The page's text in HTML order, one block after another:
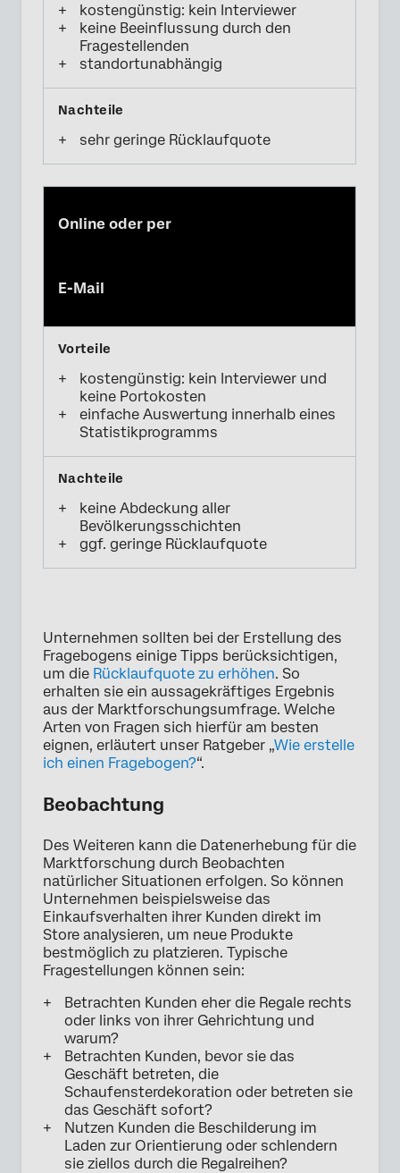
kostengünstig: kein Interviewer
keine Beeinflussung durch den
Fragestellenden
standortunabhängig
sehr geringe Rücklaufquote
Online oder per
E-Mail
kostengünstig: kein Interviewer und
keine Portokosten
einfache Auswertung innerhalb eines
Statistikprogramms
keine Abdeckung aller
Bevölkerungsschichten
ggf. geringe Rücklaufquote
Unternehmen sollten bei der Erstellung des
Fragebogens einige Tipps berücksichtigen,
um die Rücklaufquote zu erhöhen. So
erhalten sie ein aussagekräftiges Ergebnis
aus der Marktforschungsumfrage. Welche
Arten von Fragen sich hierfür am besten
eignen, erläutert unser Ratgeber „Wie erstelle
ich einen Fragebogen?“.
Beobachtung
Des Weiteren kann die Datenerhebung für die
Marktforschung durch Beobachten
natürlicher Situationen erfolgen. So können
Unternehmen beispielsweise das
Einkaufsverhalten ihrer Kunden direkt im
Store analysieren, um neue Produkte
bestmöglich zu platzieren. Typische
Fragestellungen können sein:
Betrachten Kunden eher die Regale rechts
oder links von ihrer Gehrichtung und
warum?
Betrachten Kunden, bevor sie das
Geschäft betreten, die
Schaufensterdekoration oder betreten sie
das Geschäft sofort?
Nutzen Kunden die Beschilderung im
Laden zur Orientierung oder schlendern
sie ziellos durch die Regalreihen?